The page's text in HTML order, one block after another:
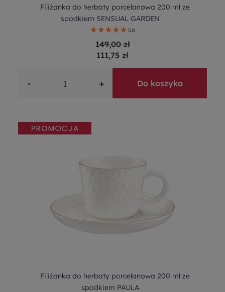
Filiżanka do herbaty porcelanowa 200 ml ze
spodkiem SENSUAL GARDEN
5.0
149,00 zł
111,75 zł
- + Do koszyka
Filiżanka do herbaty porcelanowa 200 ml ze
spodkiem PAULA